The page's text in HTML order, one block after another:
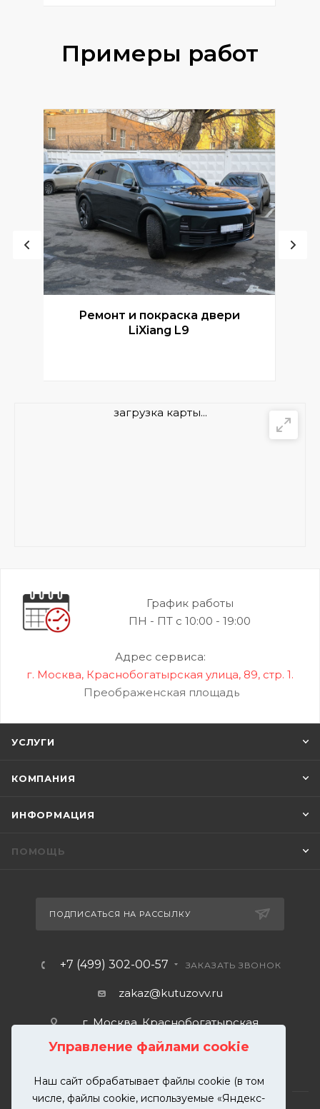
Управление файлами cookie
Наш сайт обрабатывает файлы cookie (в том
числе, файлы cookie, используемые «Яндекс-
Примеры работ
Ремонт и покраска двери
LiXiang L9
загрузка карты...
График работы
ПН - ПТ с 10:00 - 19:00
Адрес сервиса:
г. Москва, Краснобогатырская улица, 89, стр. 1.
Преображенская площадь
УСЛУГИ
КОМПАНИЯ
ИНФОРМАЦИЯ
ПОМОЩЬ
ПОДПИСАТЬСЯ НА РАССЫЛКУ
+7 (499) 302-00-57 ЗАКАЗАТЬ ЗВОНОК
zakaz@kutuzovv.ru
г. Москва, Краснобогатырская